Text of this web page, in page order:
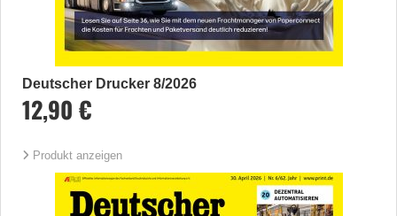
Deutscher Drucker 8/2026
12,90 €
Produkt anzeigen